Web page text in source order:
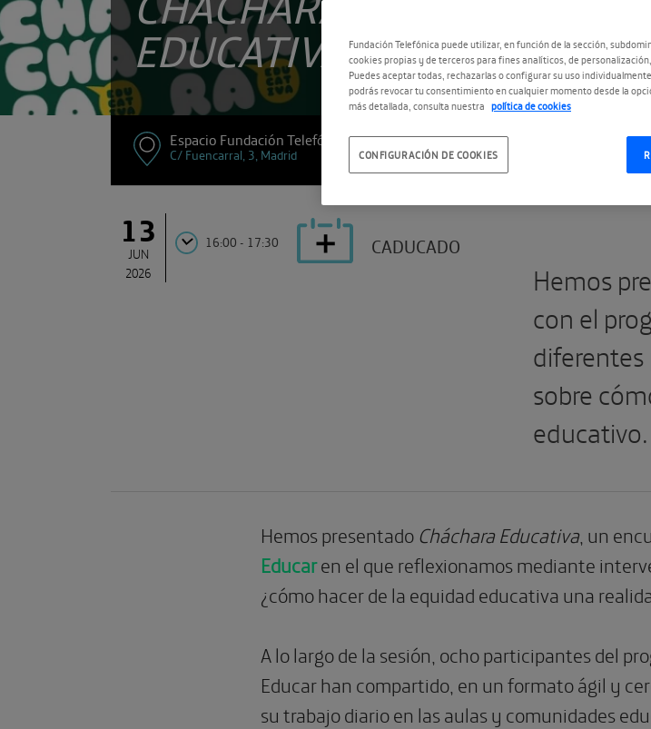
EDUCATIVA ’
Espacio Fundación Telefónica
C/ Fuencarral, 3, Madrid
13
JUN
2026
16:00 - 17:30 CADUCADO
Hemos
con el
sobre
educativo.
Hemos presentadoCháchara Educativa , un
Educaren el que reflexionamos mediante
¿cómo hacer de la equidad educativa una
A lo largo de la sesión, ocho participantes del
Educar han compartido, en un formato ágil y
su trabajo diario en las aulas y comunidades
Fundación Telefónica puede utilizar, en función de la sección,
cookies propias y de terceros para fines analíticos, de
Puedes aceptar todas, rechazarlas o configurar su uso
podrás revocar tu consentimiento en cualquier momento desde la
más detallada, consulta nuestra política de cookies
CONFIGURACIÓN DE COOKIES